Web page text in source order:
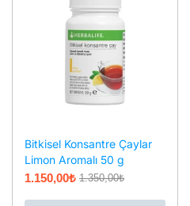
Bitkisel Konsantre Çaylar
Limon Aromalı 50 g
1.350,00₺
1.150,00₺